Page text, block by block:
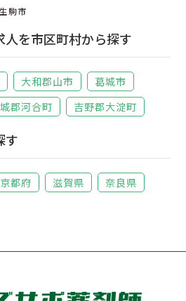
市
を市区町村から探す
大和郡山市
葛城市
郡河合町 吉野郡大淀町
す
京都府 滋賀県
奈良県